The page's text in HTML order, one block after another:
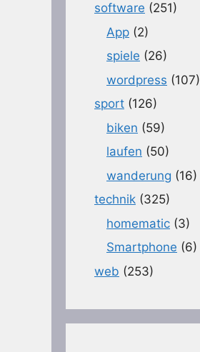
software (251)
App (2)
spiele (26)
wordpress (107)
sport (126)
biken (59)
laufen (50)
wanderung (16)
technik (325)
homematic (3)
Smartphone (6)
web (253)